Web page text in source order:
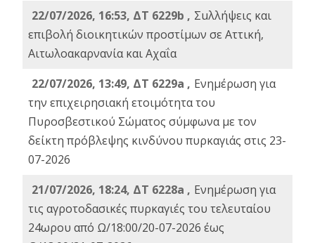
22/07/2026, 16:53, ΔΤ 6229b , Σuλλήψεις και
επιβολή διοικητικών προστίμων σε Αττική,
Αιτωλοακαρνανία και Αχαΐα
22/07/2026, 13:49, ΔΤ 6229a , Ενημέρωση για
την επιχειρησιακή ετοιμότητα του
Πυροσβεστικού Σώματος σύμφωνα με τον
δείκτη πρόβλεψης κινδύνου πυρκαγιάς στις 23-
07-2026
21/07/2026, 18:24, ΔΤ 6228a , Ενημέρωση για
τις αγροτοδασικές πυρκαγιές του τελευταίου
24ωρου από Ω/18:00/20-07-2026 έως